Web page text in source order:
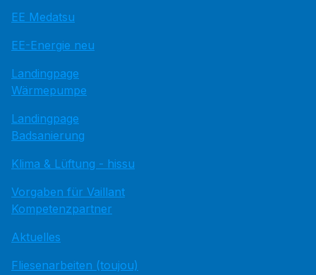
EE Medatsu
EE-Energie neu
Landingpage
Wärmepumpe
Landingpage
Badsanierung
Klima & Lüftung - hissu
Vorgaben für Vaillant
Kompetenzpartner
Aktuelles
Fliesenarbeiten (toujou)